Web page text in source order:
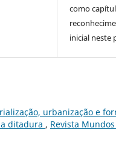
como
inicial neste
urbanização e
ditadura , Revista